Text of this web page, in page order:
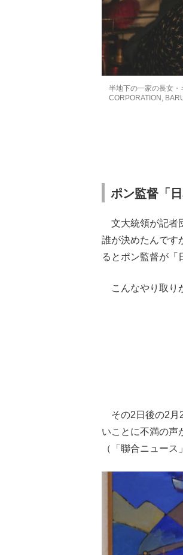
半地下の一家の長女
CORPORATION,
ポン監督「
文大統領が記者
誰が決めたんです
るとポン監督が「
こんなやり取り
その2日後の2月
いことに不満の声
（「聯合ニュー